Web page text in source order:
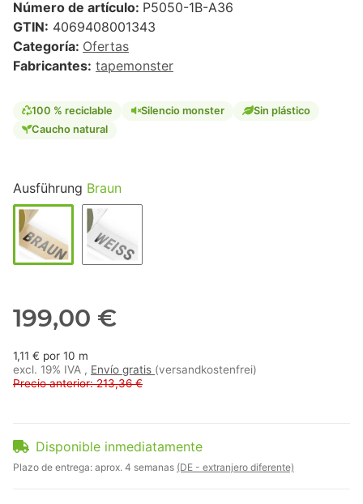
Número de artículo: P5050-1B-A36
GTIN: 4069408001343
Categoría: Ofertas
Fabricantes: tapemonster
100 % reciclable Silencio monster
Sin plástico
Caucho natural
Ausführung Braun
199,00 €
1,11 € por 10 m
excl. 19% IVA , Envío gratis (versandkostenfrei)
Precio anterior: 213,36 €
Disponible inmediatamente
Plazo de entrega: aprox. 4 semanas (DE - extranjero diferente)